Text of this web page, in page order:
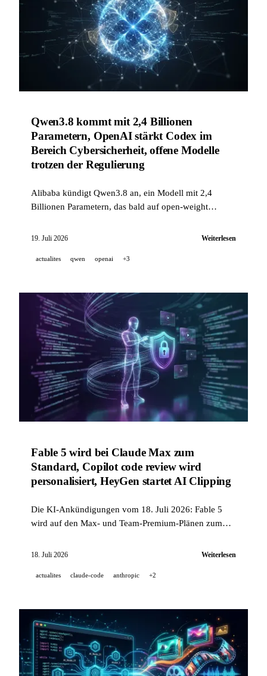
Qwen3.8 kommt mit 2,4 Billionen
Parametern, OpenAI stärkt Codex im
Bereich Cybersicherheit, offene Modelle
trotzen der Regulierung
Alibaba kündigt Qwen3.8 an, ein Modell mit 2,4
Billionen Parametern, das bald auf open-weight
Codex Security, getragen von einem
Hugging Face und Together AI verteidigen offene
19. Juli 2026 Weiterlesen
actualites qwen openai +3
Fable 5 wird bei Claude Max zum
Standard, Copilot code review wird
personalisiert, HeyGen startet AI Clipping
Die KI-Ankündigungen vom 18. Juli 2026: Fable 5
wird auf den Max- und Team-Premium-Plänen zum
das FrontierCode-Leaderboard, Copilot code review
zu seiner API.
18. Juli 2026 Weiterlesen
actualites claude-code anthropic +2